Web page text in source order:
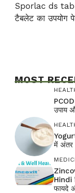
Sporlac ds
टैबलेट का
MOST
उपाय
में अंतर
Hindi
फायदे